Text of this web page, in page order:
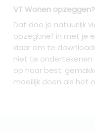
VT Wonen opzeggen?
Dat doe je natuurlijk
opzegbrief in met je
klaar om te
niet te ondertekenen
op haar best:
moeilijk doen als het